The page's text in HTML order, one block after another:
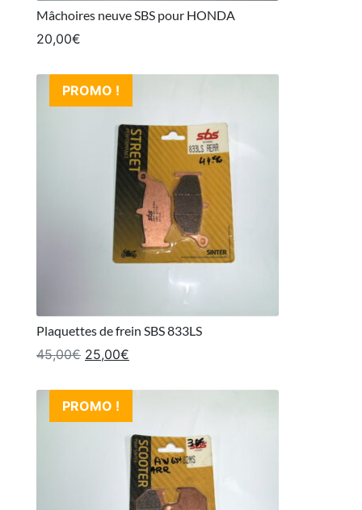
Mâchoires neuve SBS pour HONDA
20,00€
PROMO !
Plaquettes de frein SBS 833LS
45,00€ Le prix initial était : 45,00€.
25,00€
PROMO !